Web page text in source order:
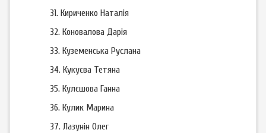
31. Кириченко Наталія
32. Коновалова Дарія
33. Куземенська Руслана
34. Кукуєва Тетяна
35. Кулєшова Ганна
36. Кулик Марина
37. Лазунін Олег